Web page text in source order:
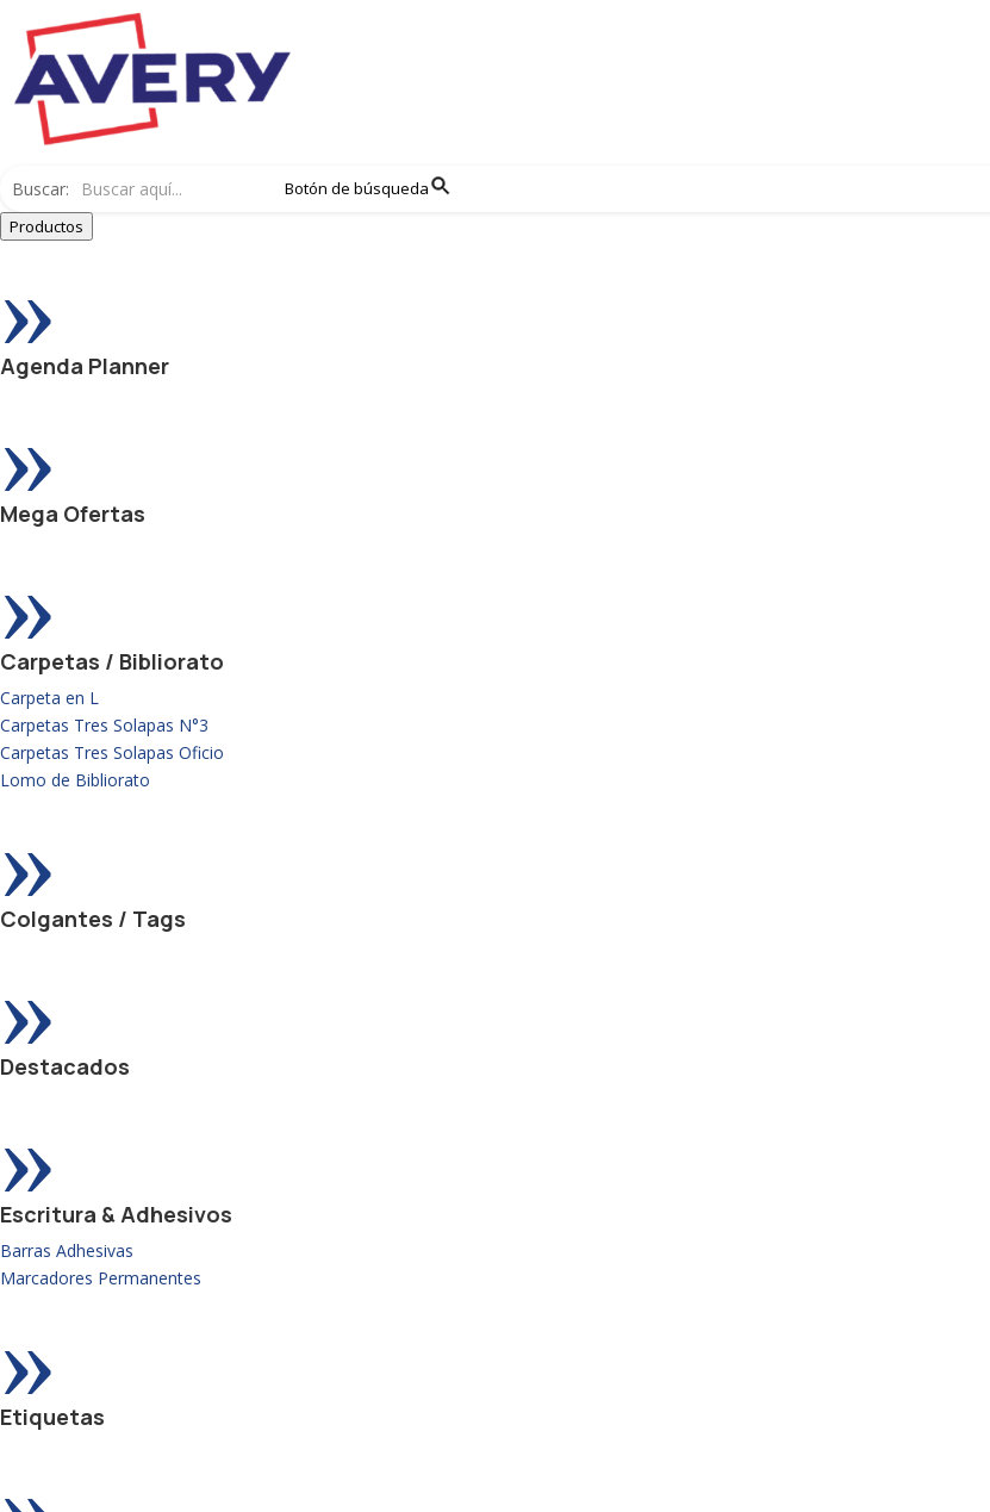
Buscar:
Botón de búsqueda
Productos
»
Agenda Planner
»
Mega Ofertas
»
Carpetas / Bibliorato
Carpeta en L
Carpetas Tres Solapas N°3
Carpetas Tres Solapas Oficio
Lomo de Bibliorato
»
Colgantes / Tags
»
Destacados
»
Escritura & Adhesivos
Barras Adhesivas
Marcadores Permanentes
»
Etiquetas